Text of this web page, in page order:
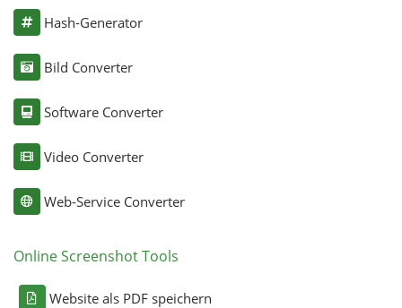
Hash-Generator
Bild Converter
Software Converter
Video Converter
Web-Service Converter
Online Screenshot Tools
Website als PDF speichern